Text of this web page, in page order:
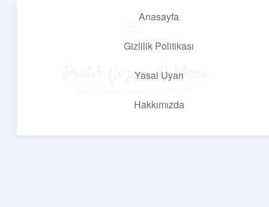
Anasayfa
Gizlilik Politikası
Yasal Uyarı
Hakkımızda
Pratik Çözüm Rehberi